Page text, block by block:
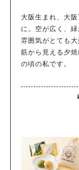
大阪生まれ、大
に。空が広く、
雰囲気がとても
筋から見える夕
の頃の私です。